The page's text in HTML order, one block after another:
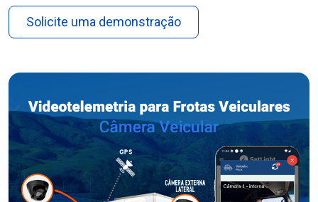
Solicite uma demonstração